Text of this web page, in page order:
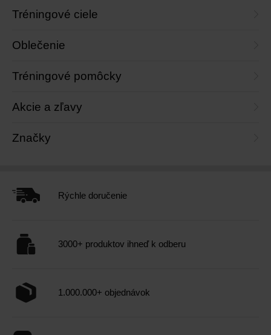
Tréningové ciele
Oblečenie
Tréningové pomôcky
Akcie a zľavy
Značky
Rýchle doručenie
3000+ produktov ihneď k odberu
1.000.000+ objednávok